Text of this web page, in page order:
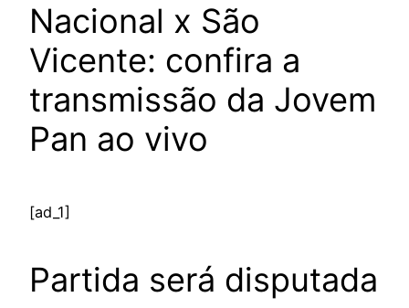
Nacional x São
Vicente: confira a
transmissão da Jovem
Pan ao vivo
[ad_1]
Partida será disputada